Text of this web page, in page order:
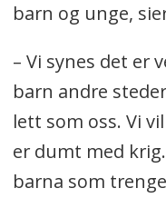
barn og unge,
– Vi synes det er
barn andre
lett som oss. Vi
er dumt med
barna som